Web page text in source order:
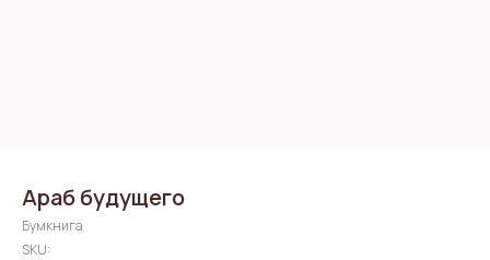
Араб будущего
Бумкнига
SKU: